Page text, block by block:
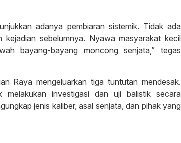
adanya pembiaran sistemik. Tidak ada
sebelumnya. Nyawa masyarakat kecil
bayang-bayang moncong senjata,” tegas
Raya mengeluarkan tiga tuntutan mendesak.
melakukan investigasi dan uji balistik secara
jenis kaliber, asal senjata, dan pihak yang